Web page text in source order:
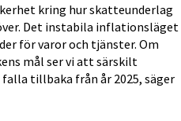
kring hur skatteunderlag
Det instabila inflationsläget
för varor och tjänster. Om
mål ser vi att särskilt
tillbaka från år 2025, säger